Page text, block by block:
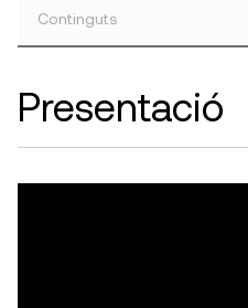
Continguts
Presentació